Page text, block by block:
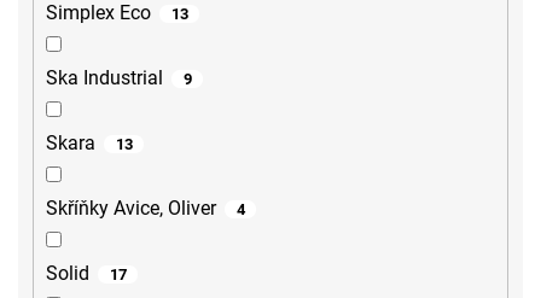
Simplex Eco 13
Ska Industrial 9
Skara 13
Skříňky Avice, Oliver 4
Solid 17